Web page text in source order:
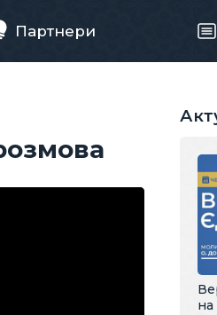
Партнери
на